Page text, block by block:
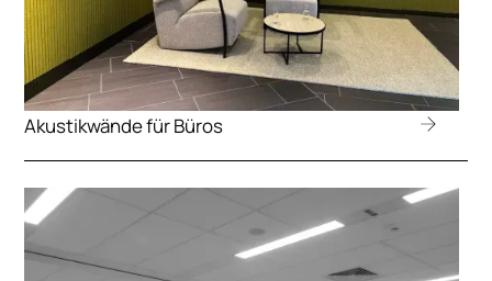
Akustikwände für Büros